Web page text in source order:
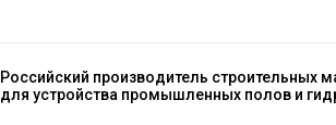
Российский производитель строительных
для устройства промышленных полов и